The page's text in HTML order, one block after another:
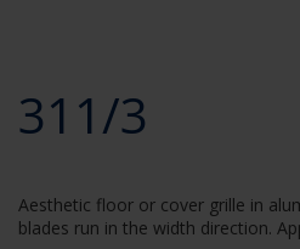
311/3
Aesthetic floor or cover grille in
blades run in the width direction.